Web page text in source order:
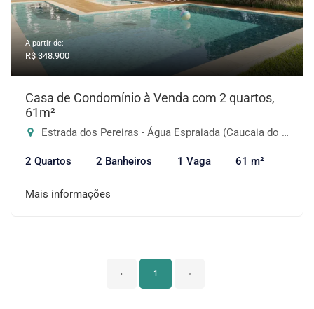
A partir de:
R$ 348.900
Casa de Condomínio à Venda com 2 quartos,
61m²
Estrada dos Pereiras - Água Espraiada (Caucaia do Alto), Cotia-SP
2 Quartos 2 Banheiros 1 Vaga 61 m²
Mais informações
‹ 1 ›